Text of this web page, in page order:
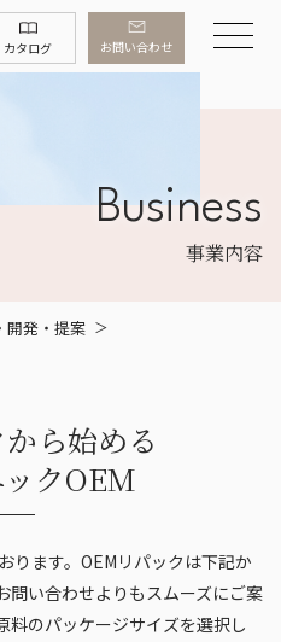
カタログ お問い合わせ
Business
事業内容
開発・提案
ら始める
クOEM
ります。OEMリパックは下記か
問い合わせよりもスムーズにご案
料のパッケージサイズを選択し